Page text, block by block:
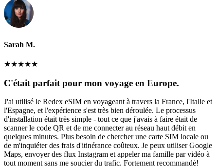
Sarah M.
★★★★★
C'était parfait pour mon voyage en Europe.
J'ai utilisé le Redex eSIM en voyageant à travers la France, l'Italie et
l'Espagne, et l'expérience s'est très bien déroulée. Le processus
d'installation était très simple - tout ce que j'avais à faire était de
scanner le code QR et de me connecter au réseau haut débit en
quelques minutes. Plus besoin de chercher une carte SIM locale ou
de m'inquiéter des frais d'itinérance coûteux. Je peux utiliser Google
Maps, envoyer des flux Instagram et appeler ma famille par vidéo à
tout moment sans me soucier du trafic. Fortement recommandé!